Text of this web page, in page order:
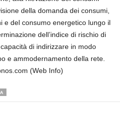
della domanda dei consumi,
e del consumo energetico lungo il
dell’indice di rischio di
di indirizzare in modo
e ammodernamento della rete.
(Web Info)